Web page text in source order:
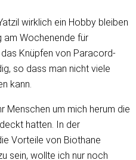
wirklich ein Hobby bleiben
am Wochenende für
Knüpfen von Paracord-
so dass man nicht viele
kann.
Menschen um mich herum die
hatten. In der
Vorteile von Biothane
sein, wollte ich nur noch